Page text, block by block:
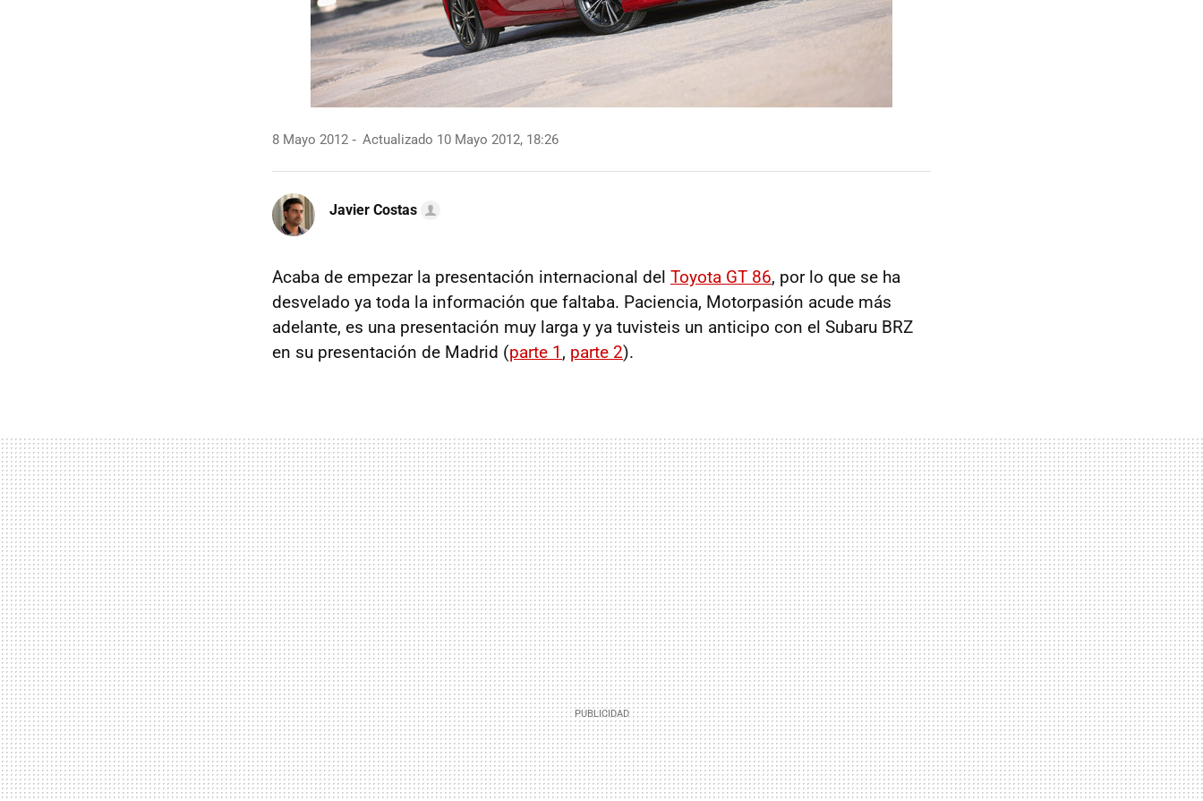
8 Mayo 2012 Actualizado 10 Mayo 2012, 18:26
Javier Costas
Acaba de empezar la presentación internacional del Toyota GT 86, por lo que se ha
desvelado ya toda la información que faltaba. Paciencia, Motorpasión acude más
adelante, es una presentación muy larga y ya tuvisteis un anticipo con el Subaru BRZ
en su presentación de Madrid (parte 1 , parte 2).